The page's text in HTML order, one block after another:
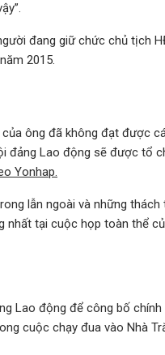
đang giữ chức chủ tịch
2015.
của ông đã không đạt được
đảng Lao động sẽ được tổ
Yonhap.
lẫn ngoài và những thách
nhất tại cuộc họp toàn thể
Lao động để công bố chính
cuộc chạy đua vào Nhà